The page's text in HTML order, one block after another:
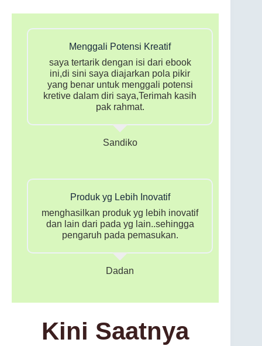
Menggali Potensi Kreatif
saya tertarik dengan isi dari ebook
ini,di sini saya diajarkan pola pikir
yang benar untuk menggali potensi
kretive dalam diri saya,Terimah kasih
pak rahmat.
Sandiko
Produk yg Lebih Inovatif
menghasilkan produk yg lebih inovatif
dan lain dari pada yg lain..sehingga
pengaruh pada pemasukan.
Dadan
Kini Saatnya